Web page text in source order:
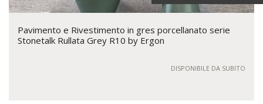
Pavimento e Rivestimento in gres porcellanato serie
Stonetalk Rullata Grey R10 by Ergon
DISPONIBILE DA SUBITO